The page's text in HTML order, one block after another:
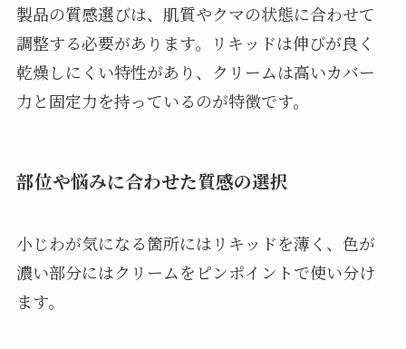
製品の質感選びは、肌質やクマの状態に合わせて
調整する必要があります。リキッドは伸びが良く
乾燥しにくい特性があり、クリームは高いカバー
力と固定力を持っているのが特徴です。
部位や悩みに合わせた質感の選択
小じわが気になる箇所にはリキッドを薄く、色が
濃い部分にはクリームをピンポイントで使い分け
ます。